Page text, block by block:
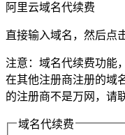
阿里云域名代续费
直接输入域名，然后点
注意：域名代续费功能
在其他注册商注册的域
的注册商不是万网，请
域名代续费